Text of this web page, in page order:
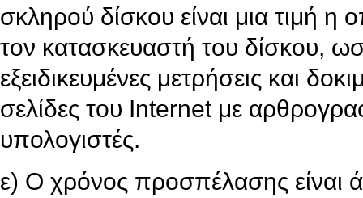
σκληρού δίσκου είναι μια τιμή
τον κατασκευαστή του δίσκου,
εξειδικευμένες μετρήσεις και
σελίδες του Internet με
υπολογιστές.
ε) Ο χρόνος προσπέλασης είναι